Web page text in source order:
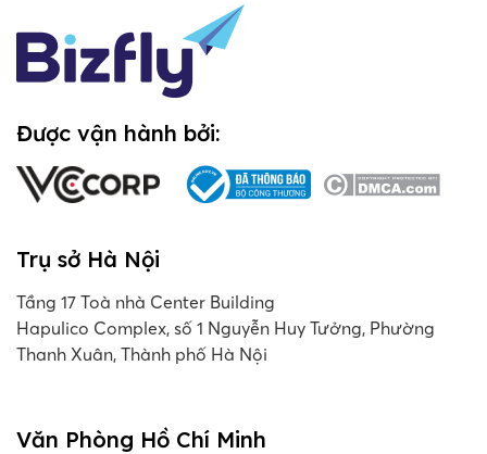
Được vận hành bởi:
Trụ sở Hà Nội
Tầng 17 Toà nhà Center Building
Hapulico Complex, số 1 Nguyễn Huy Tưởng, Phường
Thanh Xuân, Thành phố Hà Nội
Văn Phòng Hồ Chí Minh